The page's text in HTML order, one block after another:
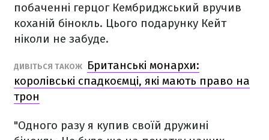
побаченні герцог Кембриджський вручив
коханій бінокль. Цього подарунку Кейт
ніколи не забуде.
ДИВІТЬСЯ ТАКОЖ
Британські монархи:
королівські спадкоємці, які мають право на
трон
"Одного разу я купив своїй дружині